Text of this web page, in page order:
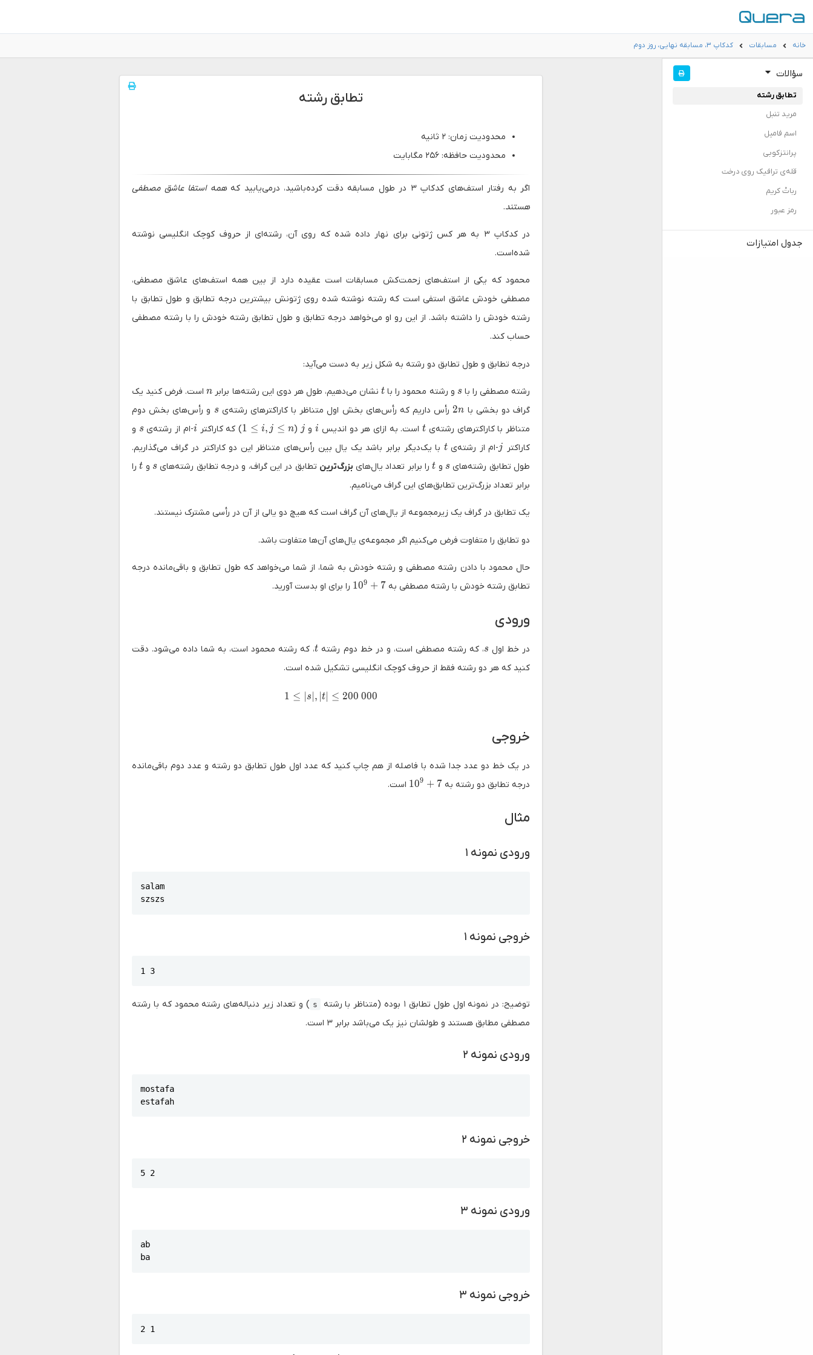
خانه مسابقات کدکاپ ۳، مسابقه نهایی، روز دوم
سؤالات
تطابق رشته
مرید تنبل
اسم فامیل
پرانتزکوبی
قله‌ی ترافیک روی درخت
رباتْ کریم
رمز عبور
جدول امتیازات
تطابق رشته
محدودیت زمان: ۲ ثانیه
محدودیت حافظه: ۲۵۶ مگابایت
اگر به رفتار استف‌های کدکاپ ۳ در طول مسابقه دقت کرده‌باشید، درمی‌یابید که
همه استفا عاشق مصطفی
هستند.
در کدکاپ ۳ به هر کس ژتونی برای نهار داده شده که روی آن، رشته‌ای از حروف کوچک انگلیسی نوشته
شده‌است.
محمود که یکی از استف‌های زحمت‌کش مسابقات است عقیده دارد از بین همه استف‌های عاشق مصطفی،
مصطفی خودش عاشق استفی است که رشته نوشته شده روی ژتونش بیشترین درجه تطابق و طول تطابق با
رشته خودش را داشته باشد. از این رو او می‌خواهد درجه تطابق و طول تطابق رشته‌ خودش را با رشته مصطفی
حساب کند.
درجه تطابق و طول تطابق دو رشته به شکل زیر به دست می‌آید:
رشته مصطفی را باs
s و رشته محمود را باt
tنشان می‌دهیم، طول هر دوی این رشته‌ها برابر
n
nاست. فرض کنید یک
گراف دو بخشی با
2n
2n رأس داریم که رأس‌های بخش اول متناظر با کاراکترهای رشته‌ی s
s و رأس‌های بخش دوم
متناظر با کاراکترهای رشته‌یt
tاست. به ازای هر دو اندیس iو j
j
(1 \le i, j \le n
1 ≤ i, j ≤ n ) که کاراکتر i
i-ام از رشته‌یs
s و
کاراکتر j-ام از رشته‌یt
t با یک‌دیگر برابر باشد یک یال بین رأس‌های متناظر این دو کاراکتر در گراف می‌گذاریم.
طول تطابق رشته‌های
s
s وt
tرا برابر تعداد یال‌های بزرگ‌ترین تطابق در این گراف، و درجه تطابق رشته‌هایs
s وt
tرا
برابر تعداد بزرگ‌ترین تطابق‌های این گراف می‌نامیم.
یک تطابق در گراف یک زیرمجموعه از یال‌های آن گراف است که هیچ دو یالی از آن در رأسی مشترک نیستند.
دو تطابق را متفاوت فرض می‌کنیم اگر مجموعه‌ی یال‌های آن‌ها متفاوت باشد.
حال محمود با دادن رشته مصطفی و رشته خودش به شما، از شما می‌خواهد که طول تطابق و باقی‌مانده درجه
تطابق رشته خودش با رشته مصطفی به
10^9 + 7
109 + 7 را برای او بدست آورید.
ورودی
در خط اول s
s، که رشته مصطفی است، و در خط دوم رشتهt
t، که رشته محمود است، به شما داده می‌شود. دقت
کنید که هر دو رشته‌ فقط از حروف کوچک انگلیسی تشکیل شده است.
1 \le |s| , |t| \le 200\ 000
1 ≤ ∣s∣, ∣t∣ ≤ 200 000
خروجی
در یک خط دو عدد جدا شده با فاصله از هم چاپ کنید که عدد اول طول تطابق دو رشته و عدد دوم باقی‌مانده
درجه تطابق دو رشته به
10^9 + 7
109 + 7 است.
مثال
ورودی نمونه ۱
salam
szszs
خروجی نمونه ۱
1 3
توضیح: در نمونه اول طول تطابق ۱ بوده (متناظر با رشته‌ s ) و تعداد زیر دنباله‌های رشته محمود که با رشته
مصطفی مطابق هستند و طولشان نیز یک می‌باشد برابر ۳ است.
ورودی نمونه ۲
mostafa
estafah
خروجی نمونه ۲
5 2
ورودی نمونه ۳
ab
ba
خروجی نمونه ۳
2 1